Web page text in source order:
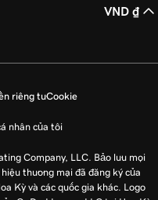
VND ₫
riêng tưCookie
nhân của tôi
Company, LLC. Bảo lưu mọi
thương mại đã đăng ký của
Kỳ và các quốc gia khác. Logo